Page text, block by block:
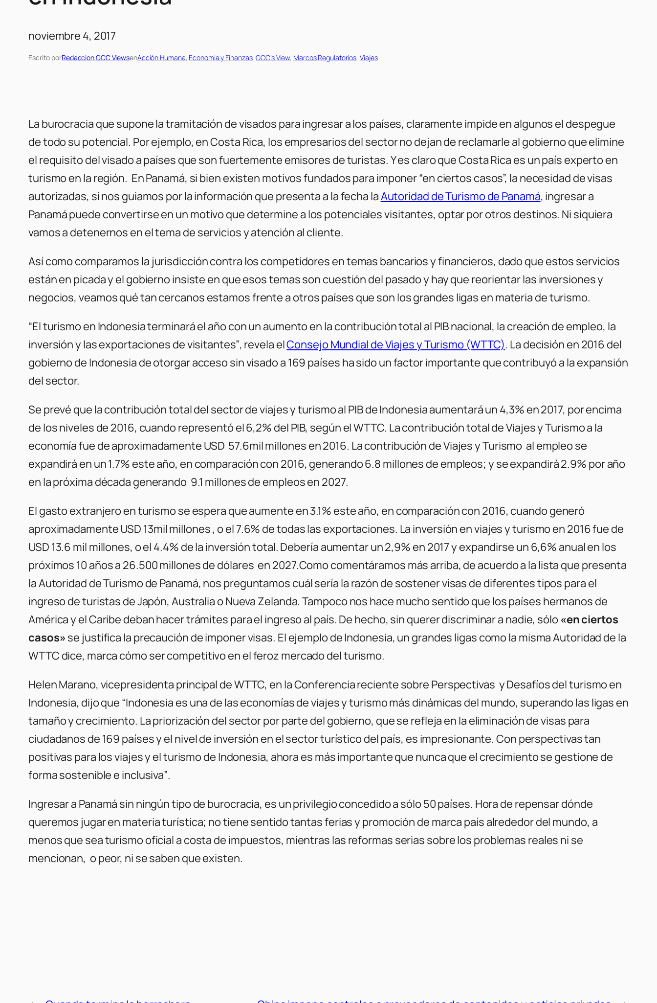
noviembre 4, 2017
Escrito porRedaccion GCC ViewsenAcción Humana, Economia y Finanzas, GCC’s View, Marcos Regulatorios, Viajes
La burocracia que supone la tramitación de visados para ingresar a los países, claramente impide en algunos el despegue
de todo su potencial. Por ejemplo, en Costa Rica, los empresarios del sector no dejan de reclamarle al gobierno que elimine
el requisito del visado a países que son fuertemente emisores de turistas. Y es claro que Costa Rica es un país experto en
turismo en la región. En Panamá, si bien existen motivos fundados para imponer “en ciertos casos”, la necesidad de visas
autorizadas, si nos guiamos por la información que presenta a la fecha laAutoridad de Turismo de Panamá, ingresar a
Panamá puede convertirse en un motivo que determine a los potenciales visitantes, optar por otros destinos. Ni siquiera
vamos a detenernos en el tema de servicios y atención al cliente.
Así como comparamos la jurisdicción contra los competidores en temas bancarios y financieros, dado que estos servicios
están en picada y el gobierno insiste en que esos temas son cuestión del pasado y hay que reorientar las inversiones y
negocios, veamos qué tan cercanos estamos frente a otros países que son los grandes ligas en materia de turismo.
“El turismo en Indonesia terminará el año con un aumento en la contribución total al PIB nacional, la creación de empleo, la
inversión y las exportaciones de visitantes”, revela elConsejo Mundial de Viajes y Turismo (WTTC). La decisión en 2016 del
gobierno de Indonesia de otorgar acceso sin visado a 169 países ha sido un factor importante que contribuyó a la expansión
del sector.
Se prevé que la contribución total del sector de viajes y turismo al PIB de Indonesia aumentará un 4,3% en 2017, por encima
de los niveles de 2016, cuando representó el 6,2% del PIB, según el WTTC. La contribución total de Viajes y Turismo a la
economía fue de aproximadamente USD 57.6mil millones en 2016. La contribución de Viajes y Turismo al empleo se
expandirá en un 1.7% este año, en comparación con 2016, generando 6.8 millones de empleos; y se expandirá 2.9% por año
en la próxima década generando 9.1 millones de empleos en 2027.
El gasto extranjero en turismo se espera que aumente en 3.1% este año, en comparación con 2016, cuando generó
aproximadamente USD 13mil millones , o el 7.6% de todas las exportaciones. La inversión en viajes y turismo en 2016 fue de
USD 13.6 mil millones, o el 4.4% de la inversión total. Debería aumentar un 2,9% en 2017 y expandirse un 6,6% anual en los
próximos 10 años a 26.500 millones de dólares en 2027.Como comentáramos más arriba, de acuerdo a la lista que presenta
la Autoridad de Turismo de Panamá, nos preguntamos cuál sería la razón de sostener visas de diferentes tipos para el
ingreso de turistas de Japón, Australia o Nueva Zelanda. Tampoco nos hace mucho sentido que los países hermanos de
América y el Caribe deban hacer trámites para el ingreso al país. De hecho, sin querer discriminar a nadie, sólo «en ciertos
casos» se justifica la precaución de imponer visas. El ejemplo de Indonesia, un grandes ligas como la misma Autoridad de la
WTTC dice, marca cómo ser competitivo en el feroz mercado del turismo.
Helen Marano, vicepresidenta principal de WTTC, en la Conferencia reciente sobre Perspectivas y Desafíos del turismo en
Indonesia, dijo que “Indonesia es una de las economías de viajes y turismo más dinámicas del mundo, superando las ligas en
tamaño y crecimiento. La priorización del sector por parte del gobierno, que se refleja en la eliminación de visas para
ciudadanos de 169 países y el nivel de inversión en el sector turístico del país, es impresionante. Con perspectivas tan
positivas para los viajes y el turismo de Indonesia, ahora es más importante que nunca que el crecimiento se gestione de
forma sostenible e inclusiva”.
Ingresar a Panamá sin ningún tipo de burocracia, es un privilegio concedido a sólo 50 países. Hora de repensar dónde
queremos jugar en materia turística; no tiene sentido tantas ferias y promoción de marca país alrededor del mundo, a
menos que sea turismo oficial a costa de impuestos, mientras las reformas serias sobre los problemas reales ni se
mencionan, o peor, ni se saben que existen.